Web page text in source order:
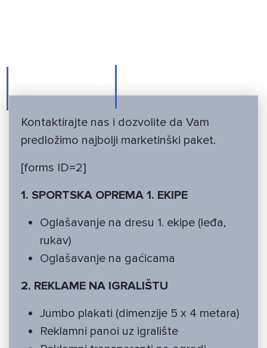
Kontaktirajte nas i dozvolite da Vam
predložimo najbolji marketinški paket.
[forms ID=2]
1. SPORTSKA OPREMA 1. EKIPE
Oglašavanje na dresu 1. ekipe (leđa,
rukav)
Oglašavanje na gaćicama
2. REKLAME NA IGRALIŠTU
Jumbo plakati (dimenzije 5 x 4 metara)
Reklamni panoi uz igralište